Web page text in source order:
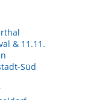
& 11.11.
Süd